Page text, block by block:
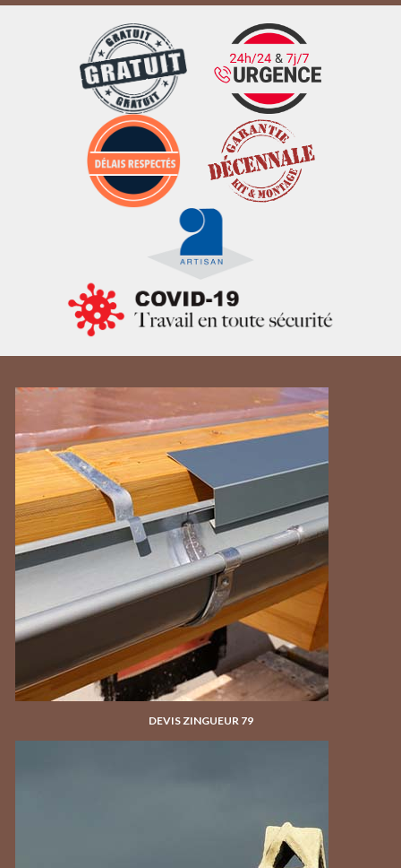
DEVIS ZINGUEUR 79